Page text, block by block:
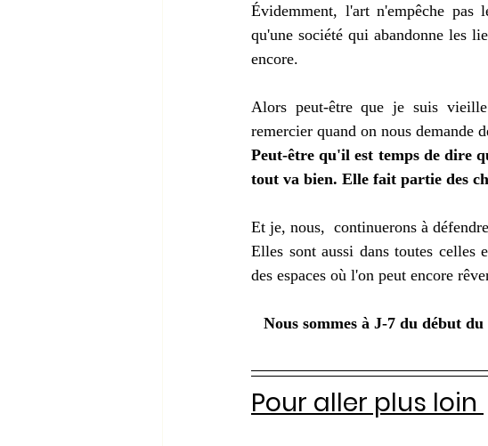
Évidemment, l'art n'empêche
qu'une société qui abandonne les
encore.
Alors peut-être que je suis
remercier quand on nous demande
Peut-être qu'il est temps de dire
tout va bien. Elle fait partie des
Et je, nous,  continuerons à
Elles sont aussi dans toutes
des espaces où l'on peut encore
Nous sommes à J-7 du début
Pour aller plus loin